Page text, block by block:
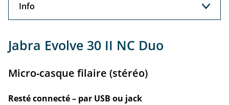
Info
Jabra Evolve 30 II NC Duo
Micro-casque filaire (stéréo)
Resté connecté – par USB ou jack